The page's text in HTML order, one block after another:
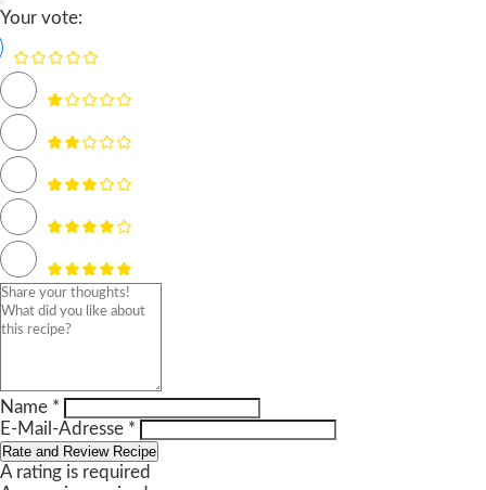
Your vote:
Name *
E-Mail-Adresse *
Rate and Review Recipe
A rating is required